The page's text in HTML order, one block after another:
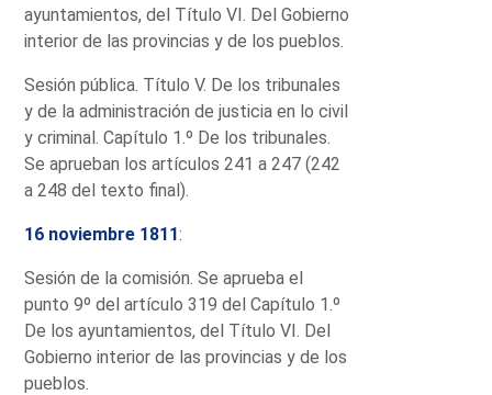
ayuntamientos, del Título VI. Del Gobierno
interior de las provincias y de los pueblos.
Sesión pública. Título V. De los tribunales
y de la administración de justicia en lo civil
y criminal. Capítulo 1.º De los tribunales.
Se aprueban los artículos 241 a 247 (242
a 248 del texto final).
16 noviembre 1811:
Sesión de la comisión. Se aprueba el
punto 9º del artículo 319 del Capítulo 1.º
De los ayuntamientos, del Título VI. Del
Gobierno interior de las provincias y de los
pueblos.